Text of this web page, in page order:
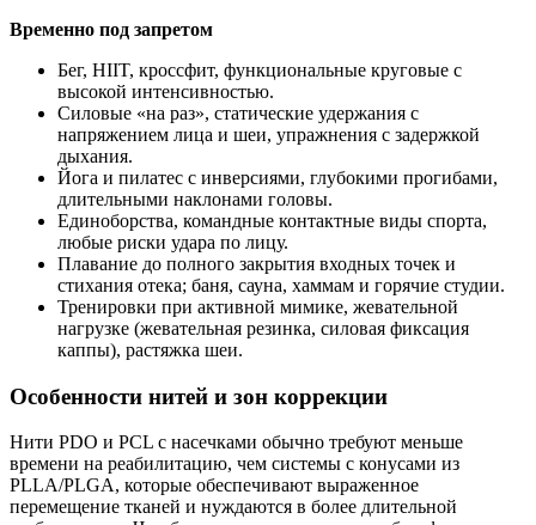
Временно под запретом
Бег, HIIT, кроссфит, функциональные круговые с
высокой интенсивностью.
Силовые «на раз», статические удержания с
напряжением лица и шеи, упражнения с задержкой
дыхания.
Йога и пилатес с инверсиями, глубокими прогибами,
длительными наклонами головы.
Единоборства, командные контактные виды спорта,
любые риски удара по лицу.
Плавание до полного закрытия входных точек и
стихания отека; баня, сауна, хаммам и горячие студии.
Тренировки при активной мимике, жевательной
нагрузке (жевательная резинка, силовая фиксация
каппы), растяжка шеи.
Особенности нитей и зон коррекции
Нити PDO и PCL с насечками обычно требуют меньше
времени на реабилитацию, чем системы с конусами из
PLLA/PLGA, которые обеспечивают выраженное
перемещение тканей и нуждаются в более длительной